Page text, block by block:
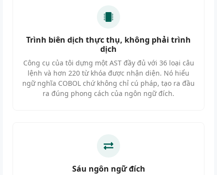
Trình biên dịch thực thụ, không phải trình
dịch
Công cụ của tôi dựng một AST đầy đủ với 36 loại câu
lệnh và hơn 220 từ khóa được nhận diện. Nó hiểu
ngữ nghĩa COBOL chứ không chỉ cú pháp, tạo ra đầu
ra đúng phong cách của ngôn ngữ đích.
Sáu ngôn ngữ đích